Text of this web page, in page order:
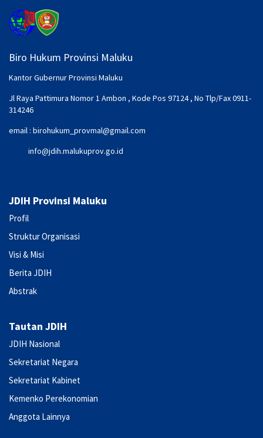
Biro Hukum Provinsi Maluku
Kantor Gubernur Provinsi Maluku
Jl Raya Pattimura Nomor 1 Ambon , Kode Pos 97124 , No Tlp/Fax 0911-
314246
email : birohukum_provmal@gmail.com
info@jdih.malukuprov.go.id
JDIH Provinsi Maluku
Profil
Struktur Organisasi
Visi & Misi
Berita JDIH
Abstrak
Tautan JDIH
JDIH Nasional
Sekretariat Negara
Sekretariat Kabinet
Kemenko Perekonomian
Anggota Lainnya